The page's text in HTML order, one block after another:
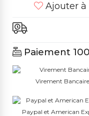
Ajouter à
Paiement
Virement Bancaire
Paypal et American